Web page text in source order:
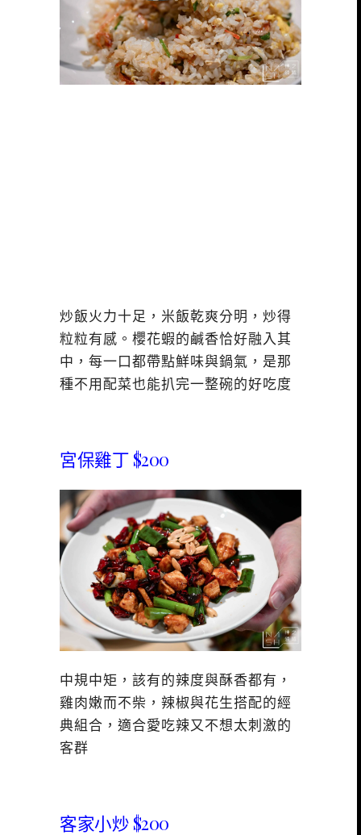
炒飯火力十足，米飯乾爽分明，炒得
粒粒有感。櫻花蝦的鹹香恰好融入其
中，每一口都帶點鮮味與鍋氣，是那
種不用配菜也能扒完一整碗的好吃度
宮保雞丁 $200
中規中矩，該有的辣度與酥香都有，
雞肉嫩而不柴，辣椒與花生搭配的經
典組合，適合愛吃辣又不想太刺激的
客群
客家小炒 $200